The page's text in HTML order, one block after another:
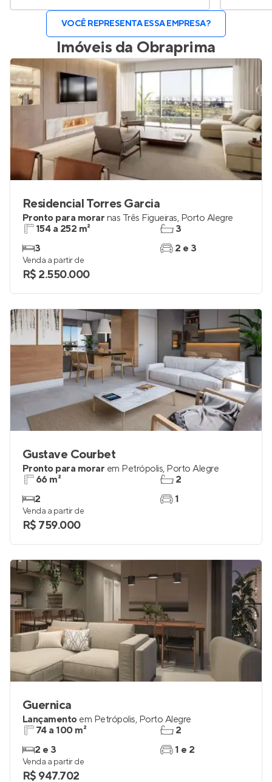
VOCÊ REPRESENTA ESSA EMPRESA?
Imóveis da Obraprima
Residencial Torres Garcia
Pronto para morar nas Três Figueiras, Porto Alegre
154 a 252 m²
3
3
2 e 3
Venda a partir de
R$ 2.550.000
Gustave Courbet
Pronto para morar em Petrópolis, Porto Alegre
66 m²
2
2
1
Venda a partir de
R$ 759.000
Guernica
Lançamento em Petrópolis, Porto Alegre
74 a 100 m²
2 e 3
2
1 e 2
Venda a partir de
R$ 947.702